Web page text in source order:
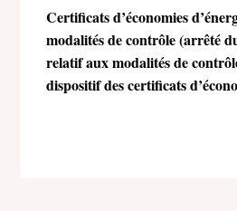
Certificats d’économies
modalités de contrôle (arrêté
relatif aux modalités de
dispositif des certificats